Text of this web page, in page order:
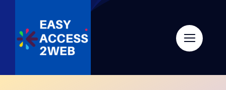
content